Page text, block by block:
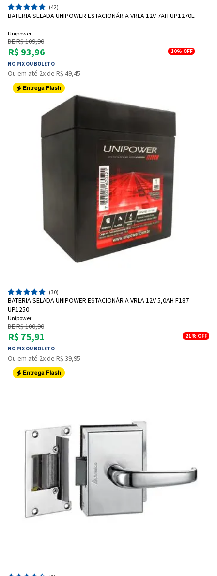
(42)
BATERIA SELADA UNIPOWER ESTACIONÁRIA VRLA 12V 7AH UP1270E
Unipower
DE R$ 109,90
R$ 93,96
NO PIX OU BOLETO
10% OFF
Ou em até 2x de R$ 49,45
(30)
BATERIA SELADA UNIPOWER ESTACIONÁRIA VRLA 12V 5,0AH F187
UP1250
Unipower
DE R$ 100,90
R$ 75,91
NO PIX OU BOLETO
21% OFF
Ou em até 2x de R$ 39,95